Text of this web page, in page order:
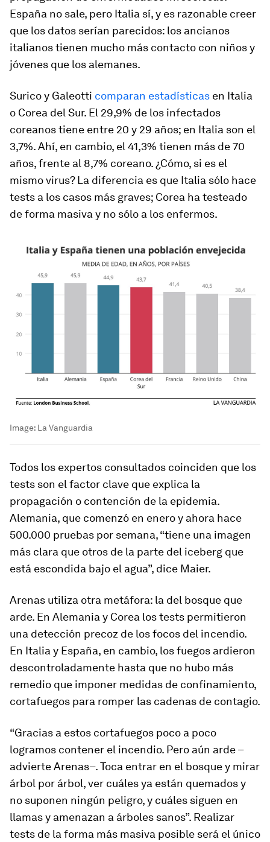
España no sale, pero Italia sí, y es razonable creer
que los datos serían parecidos: los ancianos
italianos tienen mucho más contacto con niños y
jóvenes que los alemanes.
Surico y Galeotti comparan estadísticas en Italia
o Corea del Sur. El 29,9% de los infectados
coreanos tiene entre 20 y 29 años; en Italia son el
3,7%. Ahí, en cambio, el 41,3% tienen más de 70
años, frente al 8,7% coreano. ¿Cómo, si es el
mismo virus? La diferencia es que Italia sólo hace
tests a los casos más graves; Corea ha testeado
de forma masiva y no sólo a los enfermos.
Image: La Vanguardia
Todos los expertos consultados coinciden que los
tests son el factor clave que explica la
propagación o contención de la epidemia.
Alemania, que comenzó en enero y ahora hace
500.000 pruebas por semana, “tiene una imagen
más clara que otros de la parte del iceberg que
está escondida bajo el agua”, dice Maier.
Arenas utiliza otra metáfora: la del bosque que
arde. En Alemania y Corea los tests permitieron
una detección precoz de los focos del incendio.
En Italia y España, en cambio, los fuegos ardieron
descontroladamente hasta que no hubo más
remedio que imponer medidas de confinamiento,
cortafuegos para romper las cadenas de contagio.
“Gracias a estos cortafuegos poco a poco
logramos contener el incendio. Pero aún arde –
advierte Arenas–. Toca entrar en el bosque y mirar
árbol por árbol, ver cuáles ya están quemados y
no suponen ningún peligro, y cuáles siguen en
llamas y amenazan a árboles sanos”. Realizar
tests de la forma más masiva posible será el único